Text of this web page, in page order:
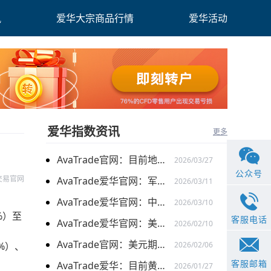
爱华大宗商品行情 爱华活动
易官网
至
、
爱华指数资讯 更多
AvaTrade官网：目前地缘关系引发的供需的变化，带来的燃料油价格持续上涨 2026/03/27
AvaTrade爱华官网：军事行动的担忧下，黄金价格持续上涨 2026/03/11
AvaTrade爱华官网：中东局势以及避险需求下，黄金价格走势稳健 2026/03/10
AvaTrade爱华官网：美元走弱以及就业数据疲软，美股三大指数集体上涨 2026/02/10
AvaTrade官网：美元期货走强的情况下，现货黄金价格探底回升 2026/02/06
AvaTrade爱华：目前黄金价格涨势延续，关注全球市场变化 2026/01/27
公众号
客服电话
客服邮箱